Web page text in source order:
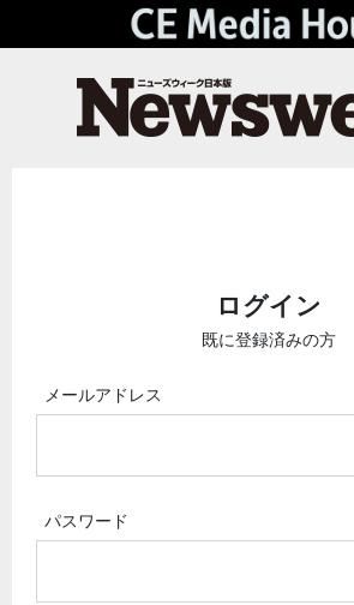
ログイン
既に登録済みの方
メールアドレス
パスワード